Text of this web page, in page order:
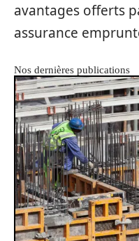
avantages offerts
assurance
Nos dernières publications